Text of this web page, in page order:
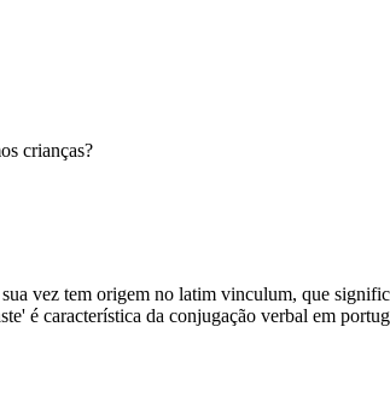
crianças?
vez tem origem no latim vinculum, que
é característica da conjugação verbal em